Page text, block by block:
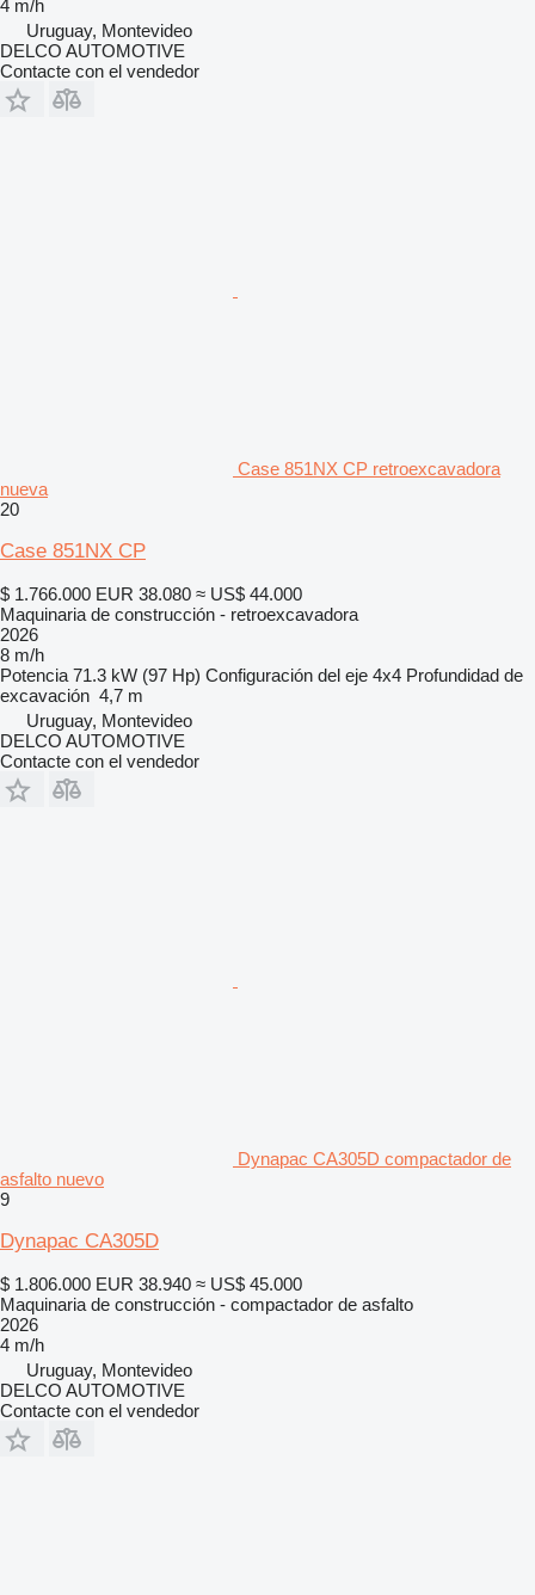
4 m/h
Uruguay, Montevideo
DELCO AUTOMOTIVE
Contacte con el vendedor
Case 851NX CP retroexcavadora
nueva
20
Case 851NX CP
$ 1.766.000 EUR 38.080 ≈ US$ 44.000
Maquinaria de construcción - retroexcavadora
2026
8 m/h
Potencia 71.3 kW (97 Hp) Configuración del eje 4x4 Profundidad de
excavación 4,7 m
Uruguay, Montevideo
DELCO AUTOMOTIVE
Contacte con el vendedor
Dynapac CA305D compactador de
asfalto nuevo
9
Dynapac CA305D
$ 1.806.000 EUR 38.940 ≈ US$ 45.000
Maquinaria de construcción - compactador de asfalto
2026
4 m/h
Uruguay, Montevideo
DELCO AUTOMOTIVE
Contacte con el vendedor